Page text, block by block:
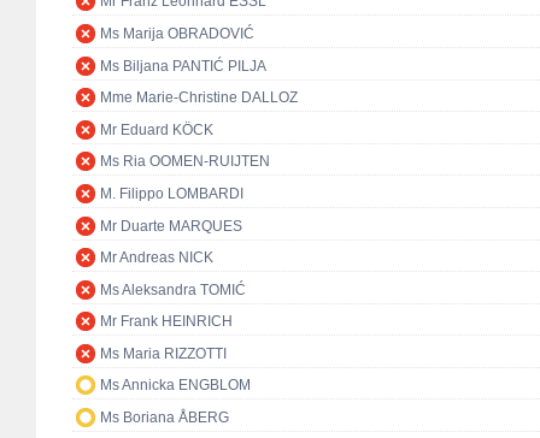
Ms Marija OBRADOVIĆ
Ms Biljana PANTIĆ PILJA
Mme Marie-Christine DALLOZ
Mr Eduard KÖCK
Ms Ria OOMEN-RUIJTEN
M. Filippo LOMBARDI
Mr Duarte MARQUES
Mr Andreas NICK
Ms Aleksandra TOMIĆ
Mr Frank HEINRICH
Ms Maria RIZZOTTI
Ms Annicka ENGBLOM
Ms Boriana ÅBERG